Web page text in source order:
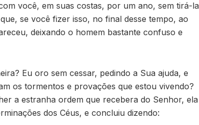
você, em suas costas, por um ano, sem tirá-la
se você fizer isso, no final desse tempo, ao
deixando o homem bastante confuso e
Eu oro sem cessar, pedindo a Sua ajuda, e
os tormentos e provações que estou vivendo?
a estranha ordem que recebera do Senhor, ela
dos Céus, e concluiu dizendo: